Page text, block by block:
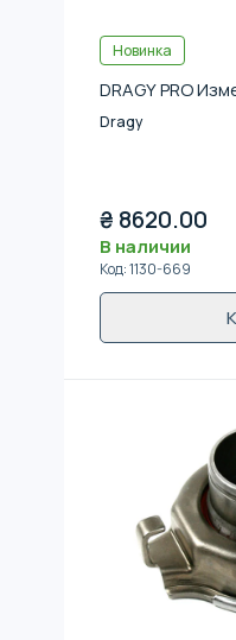
Новинка
DRAGY PRO
Dragy
₴ 8620.00
В наличии
Код:1130-669